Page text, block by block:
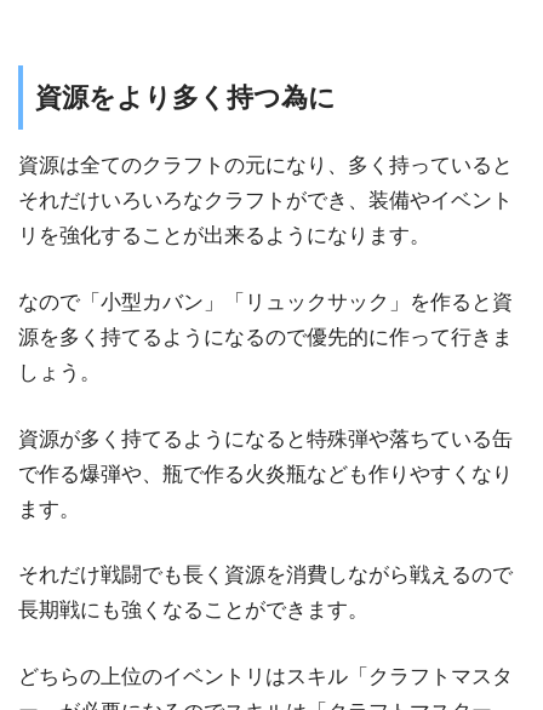
資源をより多く持つ為に
資源は全てのクラフトの元になり、多く持っていると
それだけいろいろなクラフトができ、装備やイベント
リを強化することが出来るようになります。
なので「小型カバン」「リュックサック」を作ると資
源を多く持てるようになるので優先的に作って行きま
しょう。
資源が多く持てるようになると特殊弾や落ちている缶
で作る爆弾や、瓶で作る火炎瓶なども作りやすくなり
ます。
それだけ戦闘でも長く資源を消費しながら戦えるので
長期戦にも強くなることができます。
どちらの上位のイベントリはスキル「クラフトマスタ